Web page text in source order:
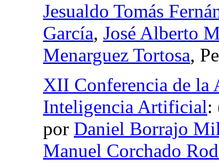
Jesualdo Tomás
García, José Alberto
Menarguez Tortosa,
XII Conferencia de la
Inteligencia Artificial:
por Daniel Borrajo
Manuel Corchado